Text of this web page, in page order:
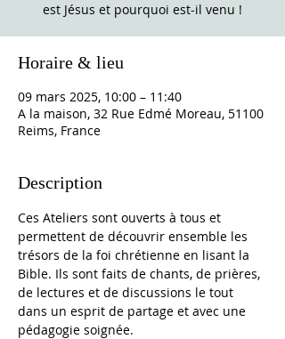
est Jésus et pourquoi est-il venu !
Horaire & lieu
09 mars 2025, 10:00 – 11:40
A la maison, 32 Rue Edmé Moreau, 51100
Reims, France
Description
Ces Ateliers sont ouverts à tous et
permettent de découvrir ensemble les
trésors de la foi chrétienne en lisant la
Bible. Ils sont faits de chants, de prières,
de lectures et de discussions le tout
dans un esprit de partage et avec une
pédagogie soignée.